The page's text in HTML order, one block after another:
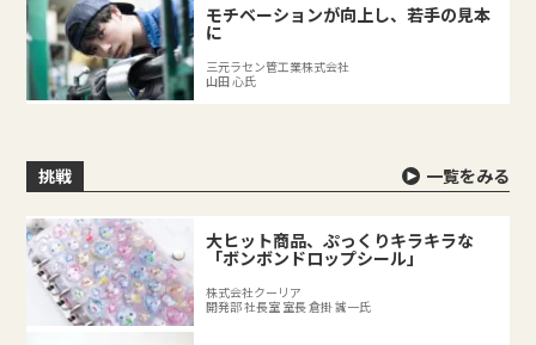
モチベーションが向上し、若手の見本
に
三元ラセン管工業株式会社
山田 心氏
挑戦 一覧をみる
大ヒット商品、ぷっくりキラキラな
「ボンボンドロップシール」
株式会社クーリア
開発部 社長室 室長 倉掛 誠一氏